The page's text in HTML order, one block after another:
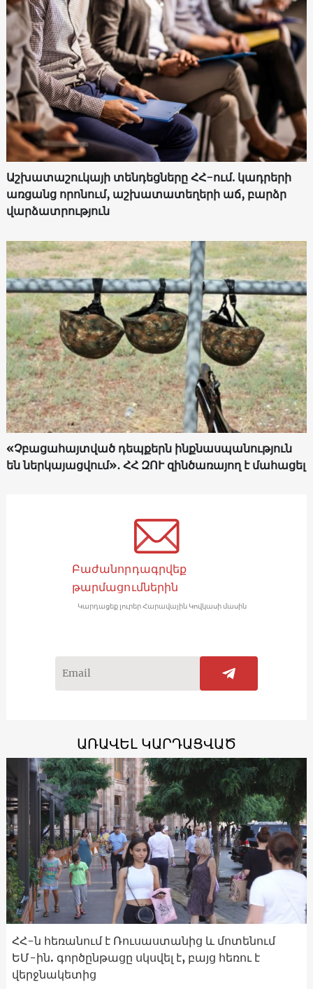
Աշխատաշուկայի տենդեցները ՀՀ-ում. կադրերի
առցանց որոնում, աշխատատեղերի աճ, բարձր
վարձատրություն
«Չբացահայտված դեպքերն ինքնասպանություն
են ներկայացվում»․ ՀՀ ԶՈՒ զինծառայող է մահացել
Բաժանորդագրվեք
թարմացումներին
Կարդացեք լուրեր Հարավային Կովկասի մասին
ԱՌԱՎԵԼ ԿԱՐԴԱՑՎԱԾ
ՀՀ-ն հեռանում է Ռուսաստանից և մոտենում
ԵՄ-ին. գործընթացը սկսվել է, բայց հեռու է
վերջնակետից